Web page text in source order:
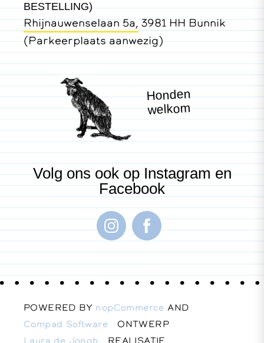
BESTELLING)
Rhijnauwenselaan 5a, 3981 HH Bunnik
(Parkeerplaats aanwezig)
Honden
welkom
Volg ons ook op Instagram en
Facebook
POWERED BY nopCommerce AND
Compad SoftwareONTWERP
Laura de Jongh REALISATIE